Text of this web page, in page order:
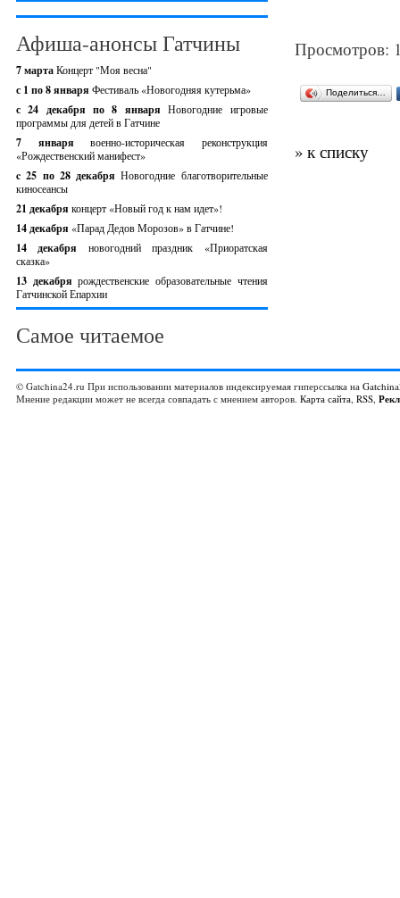
Афиша-анонсы Гатчины
7 мартаКонцерт "Моя весна"
с 1 по 8 января Фестиваль «Новогодняя кутерьма»
с 24 декабря по 8 январяНовогодние игровые
программы для детей в Гатчине
7 январявоенно-историческая реконструкция
«Рождественский манифест»
c 25 по 28 декабряНовогодние благотворительные
киносеансы
21 декабря концерт «Новый год к нам идет»!
14 декабря «Парад Дедов Морозов» в Гатчине!
14 декабря новогодний праздник «Приоратская
сказка»
13 декабрярождественские образовательные чтения
Гатчинской Епархии
Самое читаемое
Просмотров:
Поделиться…
» к списку
© Gatchina24.ru При использовании материалов индексируемая гиперссылка на
Мнение редакции может не всегда совпадать с мнением авторов. Карта сайта, RSS,